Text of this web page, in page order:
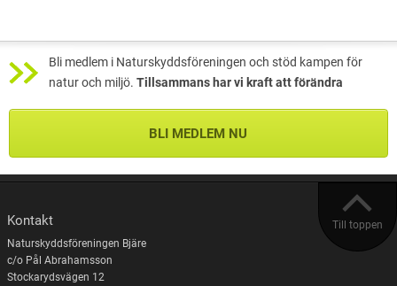
Bli medlem i Naturskyddsföreningen och stöd kampen för
natur och miljö. Tillsammans har vi kraft att förändra
BLI MEDLEM NU
Till toppen
Kontakt
Naturskyddsföreningen Bjäre
c/o Pål Abrahamsson
Stockarydsvägen 12